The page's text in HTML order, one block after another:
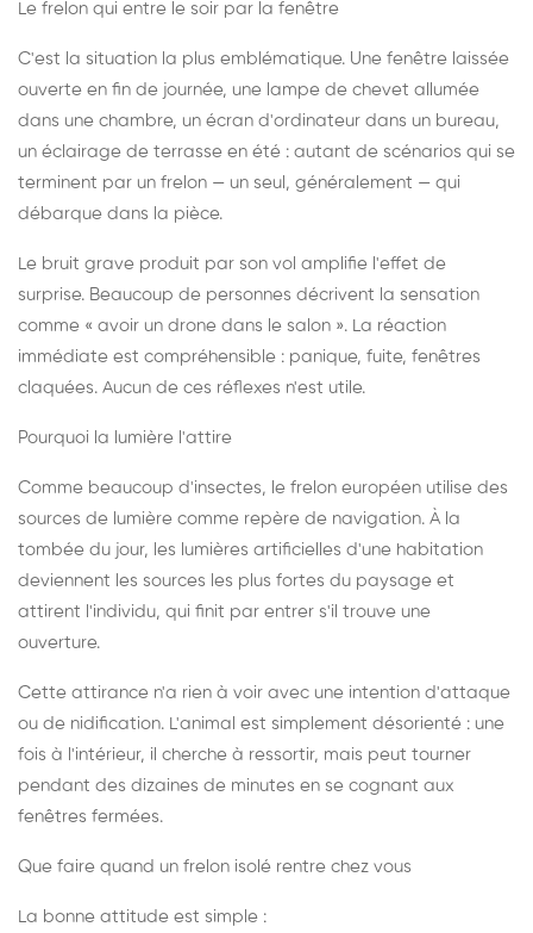
Le frelon qui entre le soir par la fenêtre
C'est la situation la plus emblématique. Une fenêtre laissée
ouverte en fin de journée, une lampe de chevet allumée
dans une chambre, un écran d'ordinateur dans un bureau,
un éclairage de terrasse en été : autant de scénarios qui se
terminent par un frelon — un seul, généralement — qui
débarque dans la pièce.
Le bruit grave produit par son vol amplifie l'effet de
surprise. Beaucoup de personnes décrivent la sensation
comme « avoir un drone dans le salon ». La réaction
immédiate est compréhensible : panique, fuite, fenêtres
claquées. Aucun de ces réflexes n'est utile.
Pourquoi la lumière l'attire
Comme beaucoup d'insectes, le frelon européen utilise des
sources de lumière comme repère de navigation. À la
tombée du jour, les lumières artificielles d'une habitation
deviennent les sources les plus fortes du paysage et
attirent l'individu, qui finit par entrer s'il trouve une
ouverture.
Cette attirance n'a rien à voir avec une intention d'attaque
ou de nidification. L'animal est simplement désorienté : une
fois à l'intérieur, il cherche à ressortir, mais peut tourner
pendant des dizaines de minutes en se cognant aux
fenêtres fermées.
Que faire quand un frelon isolé rentre chez vous
La bonne attitude est simple :